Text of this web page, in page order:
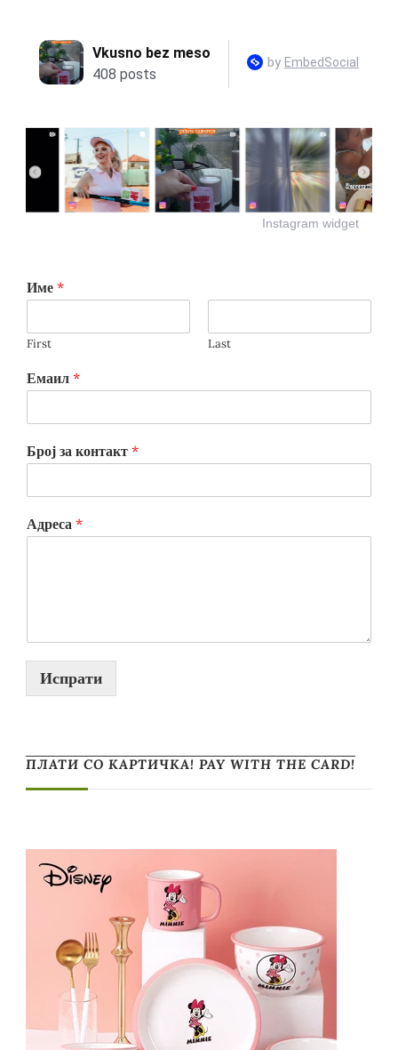
Instagram widget
Име *
First Last
Емаил *
Број за контакт *
Адреса *
Испрати
ПЛАТИ СО КАРТИЧКА! PAY WITH THE CARD!